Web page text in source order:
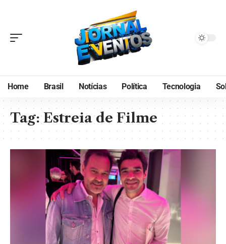
Home Brasil Notícias Política Tecnologia
Tag:Estreia de Filme